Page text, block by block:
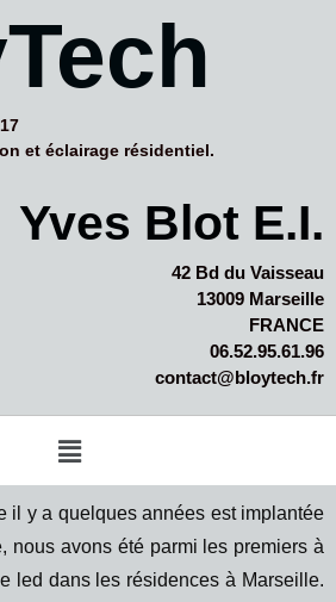
et éclairage résidentiel.
Yves Blot E.I.
42 Bd du Vaisseau
13009 Marseille
FRANCE
06.52.95.61.96
contact@bloytech.fr
a quelques années est implantée
nous avons été parmi les premiers à
led dans les résidences à Marseille.